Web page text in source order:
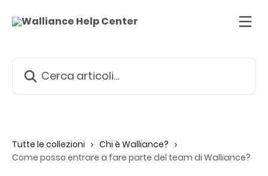
Tutte le collezioni
Chi è Walliance?
Come posso entrare a fare parte del team di Walliance?